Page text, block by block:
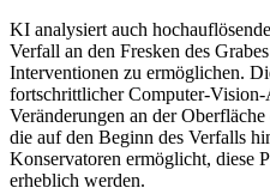
KI analysiert auch
Verfall an den Fresken des
Interventionen zu ermöglichen.
fortschrittlicher Computer-
Veränderungen an der
die auf den Beginn des Verfalls
Konservatoren ermöglicht, diese
erheblich werden.